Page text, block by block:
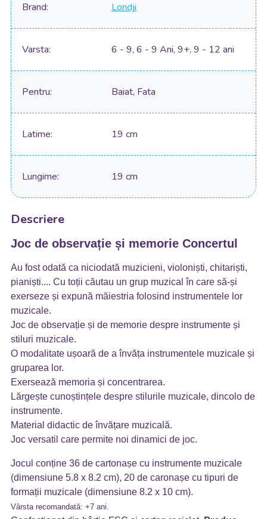
Brand Londji
Varsta 6 - 9, 6 - 9 Ani, 9+, 9 - 12 ani
Pentru Baiat, Fata
Latime 19 cm
Lungime 19 cm
Descriere
Joc de observație și memorie Concertul
Au fost odată ca niciodată muzicieni, violoniști, chitariști,
pianiști.... Cu toții căutau un grup muzical în care să-și
exerseze și expună măiestria folosind instrumentele lor
muzicale.
Joc de observație și de memorie despre instrumente și
stiluri muzicale.
O modalitate ușoară de a învăța instrumentele muzicale și
gruparea lor.
Exersează memoria și concentrarea.
Lărgește cunoștințele despre stilurile muzicale, dincolo de
instrumente.
Material didactic de învățare muzicală.
Joc versatil care permite noi dinamici de joc.
Jocul conține 36 de cartonașe cu instrumente muzicale
(dimensiune 5.8 x 8.2 cm), 20 de caronașe cu tipuri de
formații muzicale (dimensiune 8.2 x 10 cm).
Vârsta recomandată: +7 ani.